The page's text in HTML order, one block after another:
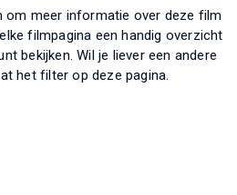
om meer informatie over deze film
filmpagina een handig overzicht
bekijken. Wil je liever een andere
het filter op deze pagina.